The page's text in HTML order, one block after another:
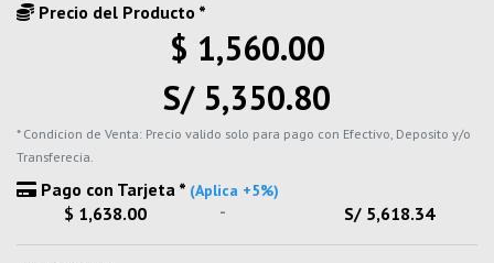
Precio del Producto *
$ 1,560.00
S/ 5,350.80
* Condicion de Venta: Precio valido solo para pago con Efectivo, Deposito y/o
Transferecia.
Pago con Tarjeta * (Aplica +5%)
$ 1,638.00 - S/ 5,618.34